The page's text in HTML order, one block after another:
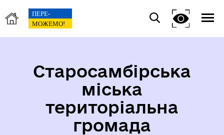
Старосамбірська
міська
територіальна
громада